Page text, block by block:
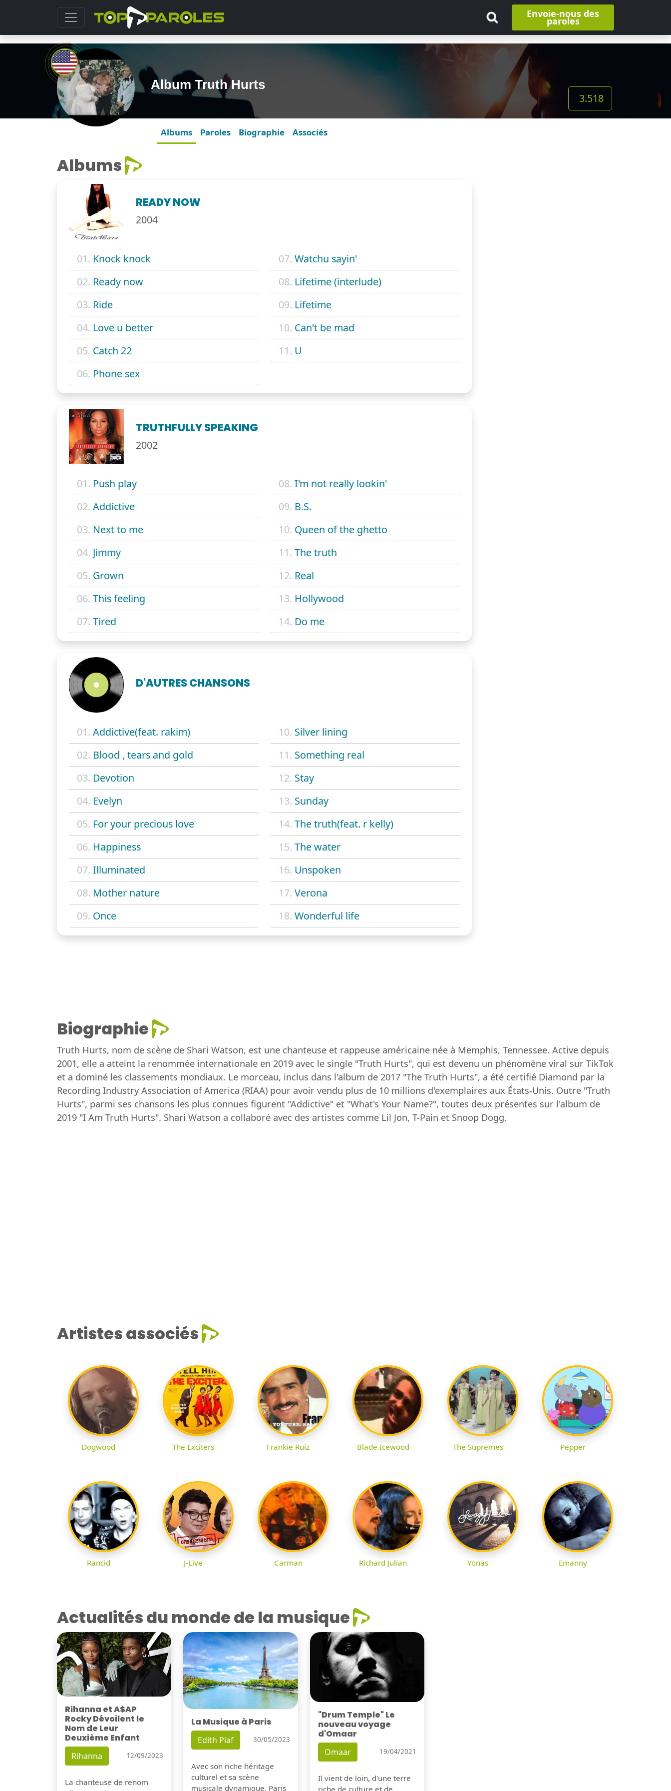
Envoie-nous des
paroles
Album Truth Hurts
3.518
Albums Paroles Biographie Associés
Albums
READY NOW
2004
01. Knock knock
02. Ready now
03. Ride
04. Love u better
05. Catch 22
06. Phone sex
07. Watchu sayin'
08. Lifetime (interlude)
09. Lifetime
10. Can't be mad
11. U
TRUTHFULLY SPEAKING
2002
01. Push play
02. Addictive
03. Next to me
04. Jimmy
05. Grown
06. This feeling
07. Tired
08. I'm not really lookin'
09. B.S.
10. Queen of the ghetto
11. The truth
12. Real
13. Hollywood
14. Do me
D'AUTRES CHANSONS
01. Addictive(feat. rakim)
02. Blood , tears and gold
03. Devotion
04. Evelyn
05. For your precious love
06. Happiness
07. Illuminated
08. Mother nature
09. Once
10. Silver lining
11. Something real
12. Stay
13. Sunday
14. The truth(feat. r kelly)
15. The water
16. Unspoken
17. Verona
18. Wonderful life
Biographie
Truth Hurts, nom de scène de Shari Watson, est une chanteuse et rappeuse américaine née à Memphis, Tennessee. Active depuis
2001, elle a atteint la renommée internationale en 2019 avec le single "Truth Hurts", qui est devenu un phénomène viral sur TikTok
et a dominé les classements mondiaux. Le morceau, inclus dans l'album de 2017 "The Truth Hurts", a été certifié Diamond par la
Recording Industry Association of America (RIAA) pour avoir vendu plus de 10 millions d'exemplaires aux États-Unis. Outre "Truth
Hurts", parmi ses chansons les plus connues figurent "Addictive" et "What's Your Name?", toutes deux présentes sur l'album de
2019 "I Am Truth Hurts". Shari Watson a collaboré avec des artistes comme Lil Jon, T-Pain et Snoop Dogg.
Artistes associés
Dogwood The Exciters Frankie Ruiz Blade Icewood The Supremes Pepper
Rancid J-Live Carman Richard Julian Yonas Emanny
Actualités du monde de la musique
Rihanna et A$AP
Rocky Dévoilent le
Nom de Leur
Deuxième Enfant
Rihanna 12/09/2023
La chanteuse de renom
La Musique à Paris
Edith Piaf 30/05/2023
Avec son riche héritage
culturel et sa scène
musicale dynamique, Paris
"Drum Temple" Le
nouveau voyage
d'Omaar
Omaar 19/04/2021
Il vient de loin, d'une terre
riche de culture et de